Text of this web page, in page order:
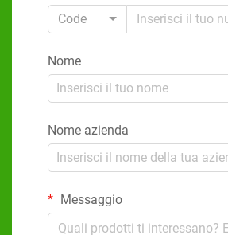
Code
Nome
Nome azienda
Messaggio